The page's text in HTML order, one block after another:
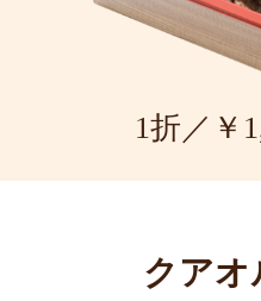
1折／￥
クアオ